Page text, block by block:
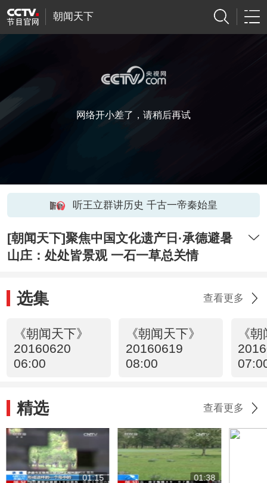
朝闻天下
网络开小差了，请稍后再试
听王立群讲历史 千古一帝秦始皇
[朝闻天下]聚焦中国文化遗产日·承德避暑
山庄：处处皆景观 一石一草总关情
选集 查看更多
《朝闻天下》
20160620
06:00
《朝闻天下》
20160619
08:00
《
精选 查看更多
01:15 01:38